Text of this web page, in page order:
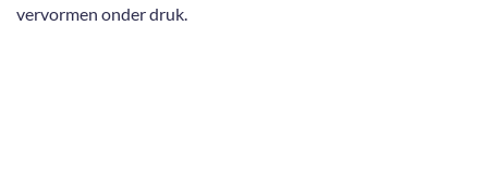
vervormen onder druk.